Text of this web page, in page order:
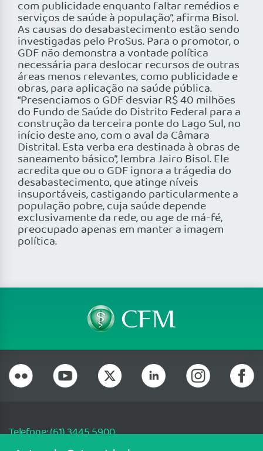
com publicidade enquanto faltar remédios e
serviços de saúde à população”, afirma Bisol.
As causas do desabastecimento estão sendo
investigadas pelo ProSus. Para o promotor, o
GDF não demonstra a vontade política
necessária para deslocar recursos de outras
áreas menos relevantes, como publicidade e
obras, para aplicação na saúde pública.
“Presenciamos o GDF desviar R$ 40 milhões
do Fundo de Saúde do Distrito Federal para a
construção da terceira ponte do Lago Sul, no
início deste ano, com o aval da Câmara
Distrital. Esta verba era destinada à obras de
saneamento básico”, lembra Jairo Bisol. Ele
acredita que ou o GDF ignora a trágedia do
desabastecimento, que atinge níveis
insuportáveis, castigando particularmente a
população pobre, cuja saúde depende
exclusivamente da rede, ou age de má-fé,
preocupado apenas em manter a imagem
política.
Telefone: (61) 3445 5900
Email: cfm@portalmedico.org.br